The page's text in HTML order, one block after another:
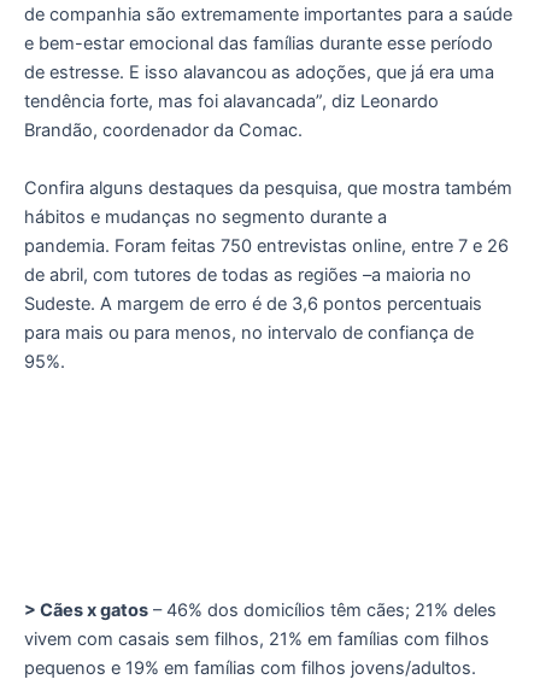
de companhia são extremamente importantes para a saúde
e bem-estar emocional das famílias durante esse período
de estresse. E isso alavancou as adoções, que já era uma
tendência forte, mas foi alavancada”, diz Leonardo
Brandão, coordenador da Comac.
Confira alguns destaques da pesquisa, que mostra também
hábitos e mudanças no segmento durante a
pandemia. Foram feitas 750 entrevistas online, entre 7 e 26
de abril, com tutores de todas as regiões –a maioria no
Sudeste. A margem de erro é de 3,6 pontos percentuais
para mais ou para menos, no intervalo de confiança de
95%.
> Cães x gatos – 46% dos domicílios têm cães; 21% deles
vivem com casais sem filhos, 21% em famílias com filhos
pequenos e 19% em famílias com filhos jovens/adultos.